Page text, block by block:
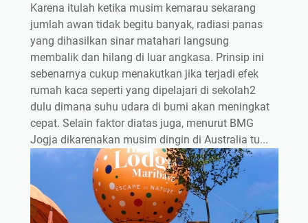
Karena itulah ketika musim kemarau sekarang
jumlah awan tidak begitu banyak, radiasi panas
yang dihasilkan sinar matahari langsung
membalik dan hilang di luar angkasa. Prinsip ini
sebenarnya cukup menakutkan jika terjadi efek
rumah kaca seperti yang dipelajari di sekolah2
dulu dimana suhu udara di bumi akan meningkat
cepat. Selain faktor diatas juga, menurut BMG
Jogja dikarenakan musim dingin di Australia tu...